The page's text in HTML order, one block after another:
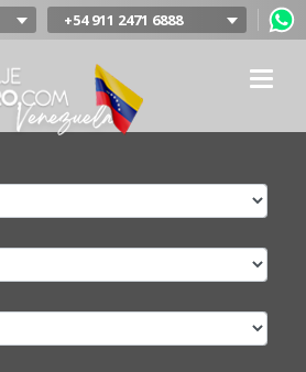
+54 911 2471 6888